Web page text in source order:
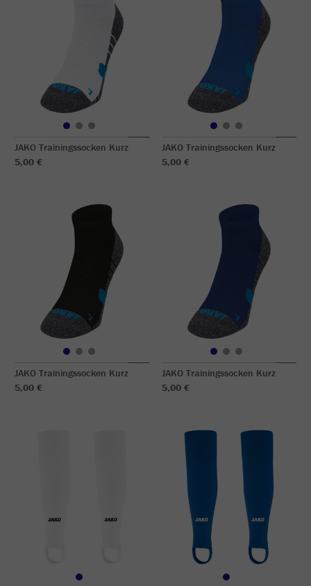
JAKO Trainingssocken Kurz
5,00 €
JAKO Trainingssocken Kurz
5,00 €
JAKO Trainingssocken Kurz
5,00 €
JAKO Trainingssocken Kurz
5,00 €